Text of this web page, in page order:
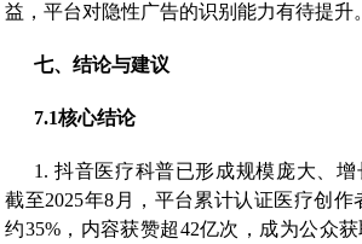
益，平台对隐性广告的识别能力有待提升。
七、结论与建议
7.1核心结论
1. 抖音医疗科普已形成规模庞大、增
截至2025年8月，平台累计认证医疗创作
约35%，内容获赞超42亿次，成为公众